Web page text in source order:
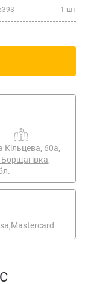
1 шт
Кільцева, 60а,
Борщагівка,
Mastercard